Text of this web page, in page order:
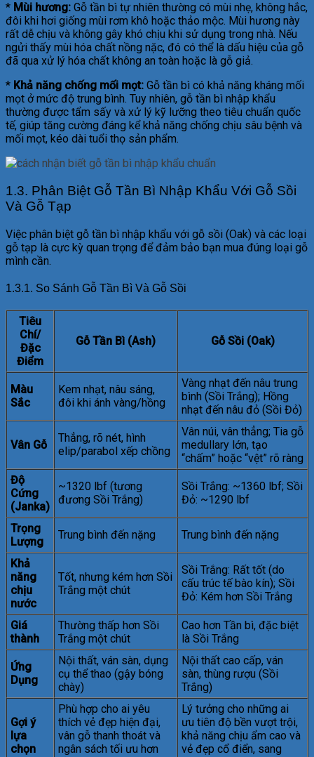
* Mùi hương: Gỗ tần bì tự nhiên thường có mùi nhẹ, không hắc,
đôi khi hơi giống mùi rơm khô hoặc thảo mộc. Mùi hương này
rất dễ chịu và không gây khó chịu khi sử dụng trong nhà. Nếu
ngửi thấy mùi hóa chất nồng nặc, đó có thể là dấu hiệu của gỗ
đã qua xử lý hóa chất không an toàn hoặc là gỗ giả.
* Khả năng chống mối mọt: Gỗ tần bì có khả năng kháng mối
mọt ở mức độ trung bình. Tuy nhiên, gỗ tần bì nhập khẩu
thường được tẩm sấy và xử lý kỹ lưỡng theo tiêu chuẩn quốc
tế, giúp tăng cường đáng kể khả năng chống chịu sâu bệnh và
mối mọt, kéo dài tuổi thọ sản phẩm.
1.3. Phân Biệt Gỗ Tần Bì Nhập Khẩu Với Gỗ Sồi
Và Gỗ Tạp
Việc phân biệt gỗ tần bì nhập khẩu với gỗ sồi (Oak) và các loại
gỗ tạp là cực kỳ quan trọng để đảm bảo bạn mua đúng loại gỗ
mình cần.
1.3.1. So Sánh Gỗ Tần Bì Và Gỗ Sồi
Tiêu
Chí/
Đặc
Điểm
Gỗ Tần Bì (Ash) Gỗ Sồi (Oak)
Màu
Sắc
Kem nhạt, nâu sáng,
đôi khi ánh vàng/hồng
Vàng nhạt đến nâu trung
bình (Sồi Trắng); Hồng
nhạt đến nâu đỏ (Sồi Đỏ)
Vân Gỗ
Thẳng, rõ nét, hình
elip/parabol xếp chồng
Vân núi, vân thẳng; Tia gỗ
medullary lớn, tạo
“chấm” hoặc “vệt” rõ ràng
Độ
Cứng
(Janka)
~1320 lbf (tương
đương Sồi Trắng)
Sồi Trắng: ~1360 lbf; Sồi
Đỏ: ~1290 lbf
Trọng
Lượng
Trung bình đến nặng Trung bình đến nặng
Khả
năng
chịu
nước
Tốt, nhưng kém hơn Sồi
Trắng một chút
Sồi Trắng: Rất tốt (do
cấu trúc tế bào kín); Sồi
Đỏ: Kém hơn Sồi Trắng
Giá
thành
Thường thấp hơn Sồi
Trắng một chút
Cao hơn Tần bì, đặc biệt
là Sồi Trắng
Ứng
Dụng
Nội thất, ván sàn, dụng
cụ thể thao (gậy bóng
chày)
Nội thất cao cấp, ván
sàn, thùng rượu (Sồi
Trắng)
Gợi ý
lựa
chọn
Phù hợp cho ai yêu
thích vẻ đẹp hiện đại,
vân gỗ thanh thoát và
ngân sách tối ưu hơn
Lý tưởng cho những ai
ưu tiên độ bền vượt trội,
khả năng chịu ẩm cao và
vẻ đẹp cổ điển, sang